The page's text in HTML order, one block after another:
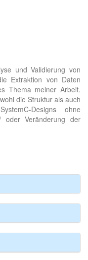
und Validierung von
Extraktion von Daten
Thema meiner Arbeit.
die Struktur als auch
Designs ohne
oder Veränderung der